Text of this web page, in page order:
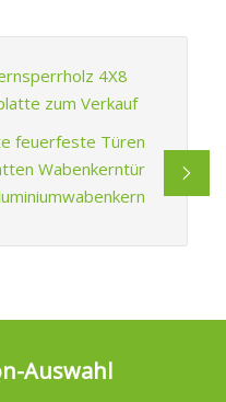
4X8
zum Verkauf
feuerfeste Türen
Wabenkerntür
Auswahl